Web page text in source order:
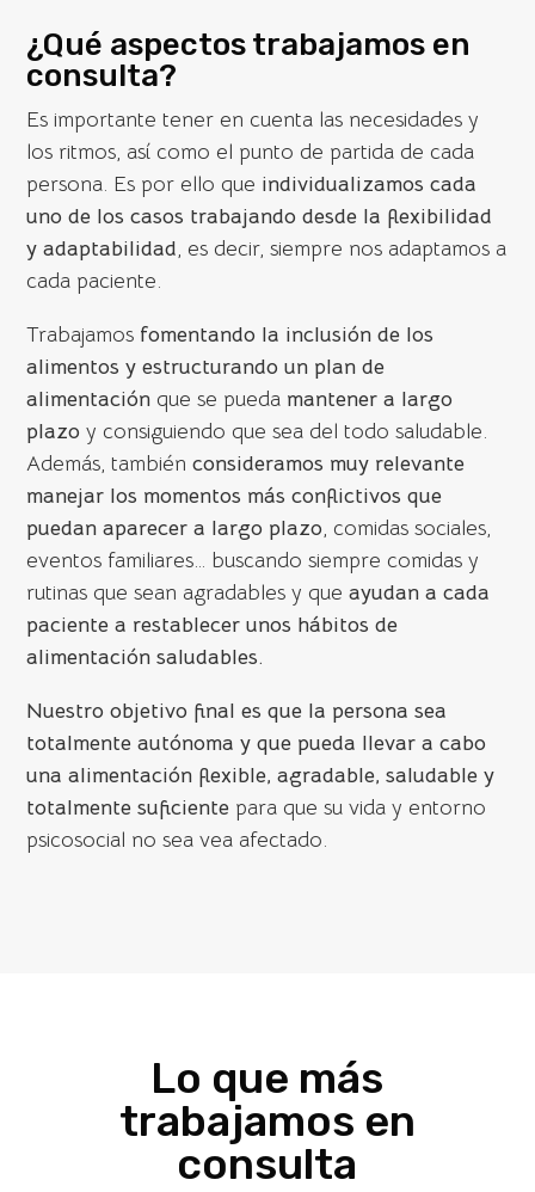
¿Qué aspectos trabajamos en
consulta?
Es importante tener en cuenta las necesidades y
los ritmos, así como el punto de partida de cada
persona. Es por ello que individualizamos cada
uno de los casos trabajando desde la flexibilidad
y adaptabilidad, es decir, siempre nos adaptamos a
cada paciente.
Trabajamos fomentando la inclusión de los
alimentos y estructurando un plan de
alimentación que se pueda mantener a largo
plazo y consiguiendo que sea del todo saludable.
Además, también consideramos muy relevante
manejar los momentos más conflictivos que
puedan aparecer a largo plazo, comidas sociales,
eventos familiares… buscando siempre comidas y
rutinas que sean agradables y que ayudan a cada
paciente a restablecer unos hábitos de
alimentación saludables.
Nuestro objetivo final es que la persona sea
totalmente autónoma y que pueda llevar a cabo
una alimentación flexible, agradable, saludable y
totalmente suficiente para que su vida y entorno
psicosocial no sea vea afectado.
Lo que más
trabajamos en
consulta